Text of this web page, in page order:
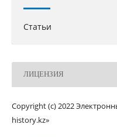
Статьи
ЛИЦЕНЗИЯ
Copyright (c) 2022
history.kz»